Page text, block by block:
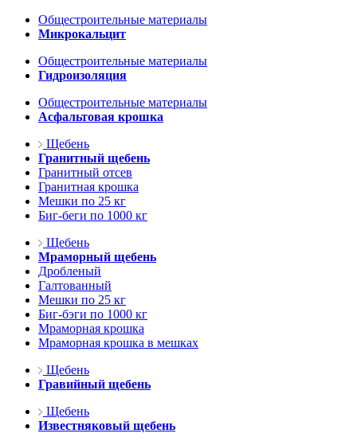
Общестроительные материалы
Микрокальцит
Общестроительные материалы
Гидроизоляция
Общестроительные материалы
Асфальтовая крошка
Щебень
Гранитный щебень
Гранитный отсев
Гранитная крошка
Мешки по 25 кг
Биг-беги по 1000 кг
Щебень
Мраморный щебень
Дробленый
Галтованный
Мешки по 25 кг
Биг-бэги по 1000 кг
Мраморная крошка
Мраморная крошка в мешках
Щебень
Гравийный щебень
Щебень
Известняковый щебень